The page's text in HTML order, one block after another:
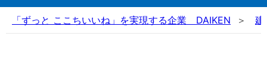
「ずっと ここちいいね」を実現する企業 DAIKEN 建